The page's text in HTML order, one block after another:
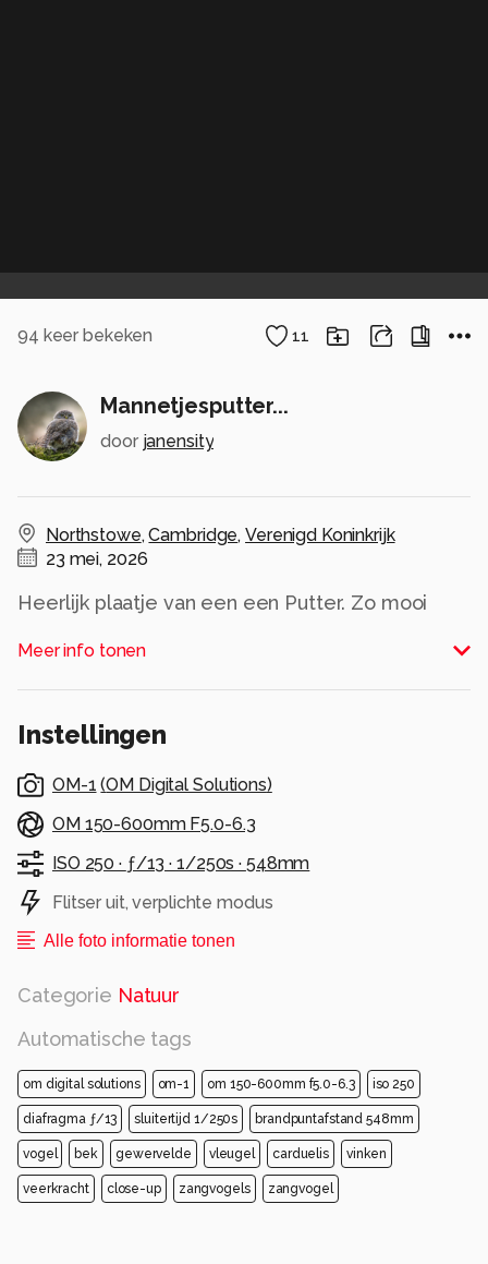
94 keer bekeken 11
Mannetjesputter...
door janensity
Northstowe,Cambridge,Verenigd Koninkrijk
23 mei, 2026
Heerlijk plaatje van een een Putter. Zo mooi
prachtige kleuren dit vogeltje toch heeft.
Meer info tonen
Instellingen
OM-1 (OM Digital Solutions)
OM 150-600mm F5.0-6.3
ISO 250 · ƒ/13 · 1/250s · 548mm
Flitser uit, verplichte modus
Alle foto informatie tonen
Categorie Natuur
Automatische tags
om digital solutions om-1 om 150-600mm f5.0-6.3 iso 250
diafragma ƒ/13 sluitertijd 1/250s brandpuntafstand 548mm
vogel bek gewervelde vleugel carduelis vinken
veerkracht close-up zangvogels zangvogel